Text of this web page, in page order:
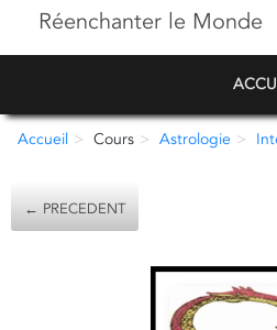
Réenchanter le Monde
Accueil Cours Astrologie
← PRECEDENT